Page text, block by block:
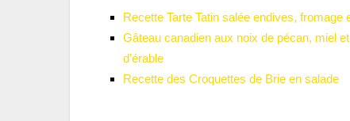
Recette Tarte Tatin salée endives, fromage
Gâteau canadien aux noix de pécan, miel
d’érable
Recette des Croquettes de Brie en salade